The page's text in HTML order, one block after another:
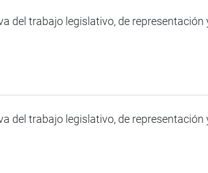
del trabajo legislativo, de representación
del trabajo legislativo, de representación